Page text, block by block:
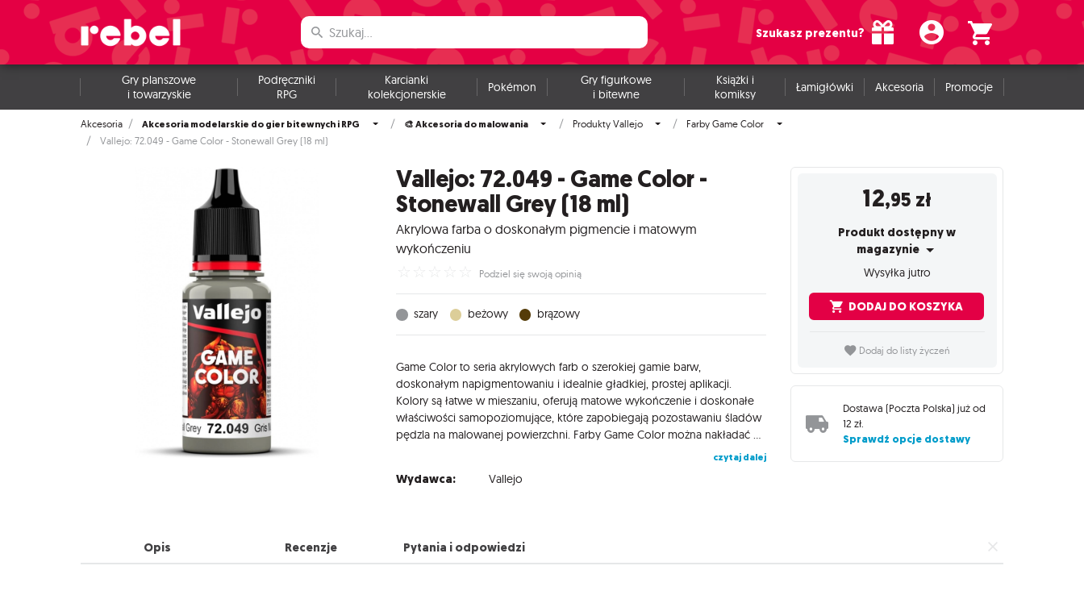
Szukasz prezentu?
Gry planszowe
i towarzyskie
Podręczniki
RPG
Karcianki
kolekcjonerskie
Pokémon
Gry figurkowe
i bitewne
Książki i
komiksy
Łamigłówki Akcesoria Promocje
Akcesoria Akcesoria modelarskie do gier bitewnych i RPG 🎨 Akcesoria do malowania Produkty Vallejo
Farby Game Color
Vallejo: 72.049 - Game Color - Stonewall Grey (18 ml)
Vallejo: 72.049 - Game Color -
Stonewall Grey (18 ml)
Akrylowa farba o doskonałym pigmencie i matowym
wykończeniu
Podziel się swoją opinią
szary beżowy brązowy
Game Color to seria akrylowych farb o szerokiej gamie barw,
doskonałym napigmentowaniu i idealnie gładkiej, prostej aplikacji.
Kolory są łatwe w mieszaniu, oferują matowe wykończenie i doskonałe
właściwości samopoziomujące, które zapobiegają pozostawaniu śladów
czytaj dalej
Wydawca: Vallejo
12,95 zł
Produkt dostępny w
magazynie
Wysyłka jutro
DODAJ DO KOSZYKA
Dodaj do listy życzeń
Dostawa (Poczta Polska) już od
12 zł.
Sprawdź opcje dostawy
Opis Recenzje Pytania i odpowiedzi